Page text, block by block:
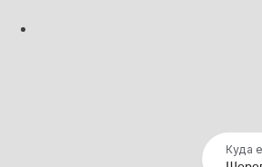
Куда